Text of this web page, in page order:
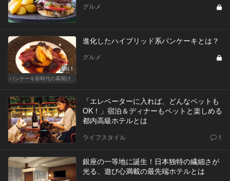
グルメ
Vol.1
パンケーキ新時代の幕開け
進化したハイブリッド系パンケーキとは？
グルメ
「エレベーターに入れば、どんなペットも
OK！」宿泊＆ディナーもペットと楽しめる
都内高級ホテルとは
ライフスタイル 1
銀座の一等地に誕生！日本独特の繊細さが
光る、遊び心満載の最先端ホテルとは